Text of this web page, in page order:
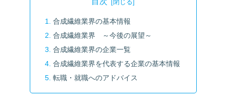
合成繊維業界の基本情報
合成繊維業界 ～今後の展望～
合成繊維業界の企業一覧
合成繊維業界を代表する企業の基本情報
転職・就職へのアドバイス